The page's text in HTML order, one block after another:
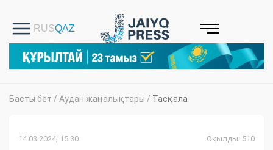
Басты бет / Аудан жаңалықтары / Тасқала
14.03.2024, 15:30 Оқылды: 510